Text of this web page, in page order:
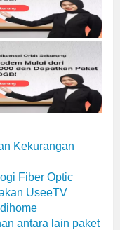
Kekurangan
Fiber Optic
UseeTV
antara lain paket